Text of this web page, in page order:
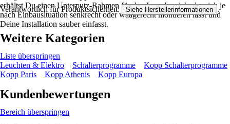
erhältst Du einen Unterputz-Rahmen für den Innenbereich, der sich je
nach Einbausituation senkrecht oder waagerecht montieren lässt und
Deine Installation sauber einfasst.
Verantwortlich für Produktsicherheit: Siehe Herstellerinformationen .
Weitere Kategorien
Liste überspringen
Leuchten & Elektro
Schalterprogramme
Kopp Schalterprogramme
Kopp Paris
Kopp Athenis Kopp Europa
Kundenbewertungen
Bereich überspringen